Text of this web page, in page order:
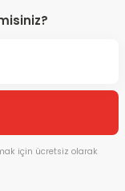
için ücretsiz olarak